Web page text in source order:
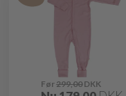
Før299,00DKK